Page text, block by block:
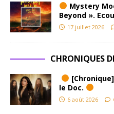
Mystery
Beyond ».
17 juillet 2026
CHRONIQUES
le Doc.
6 août 2026